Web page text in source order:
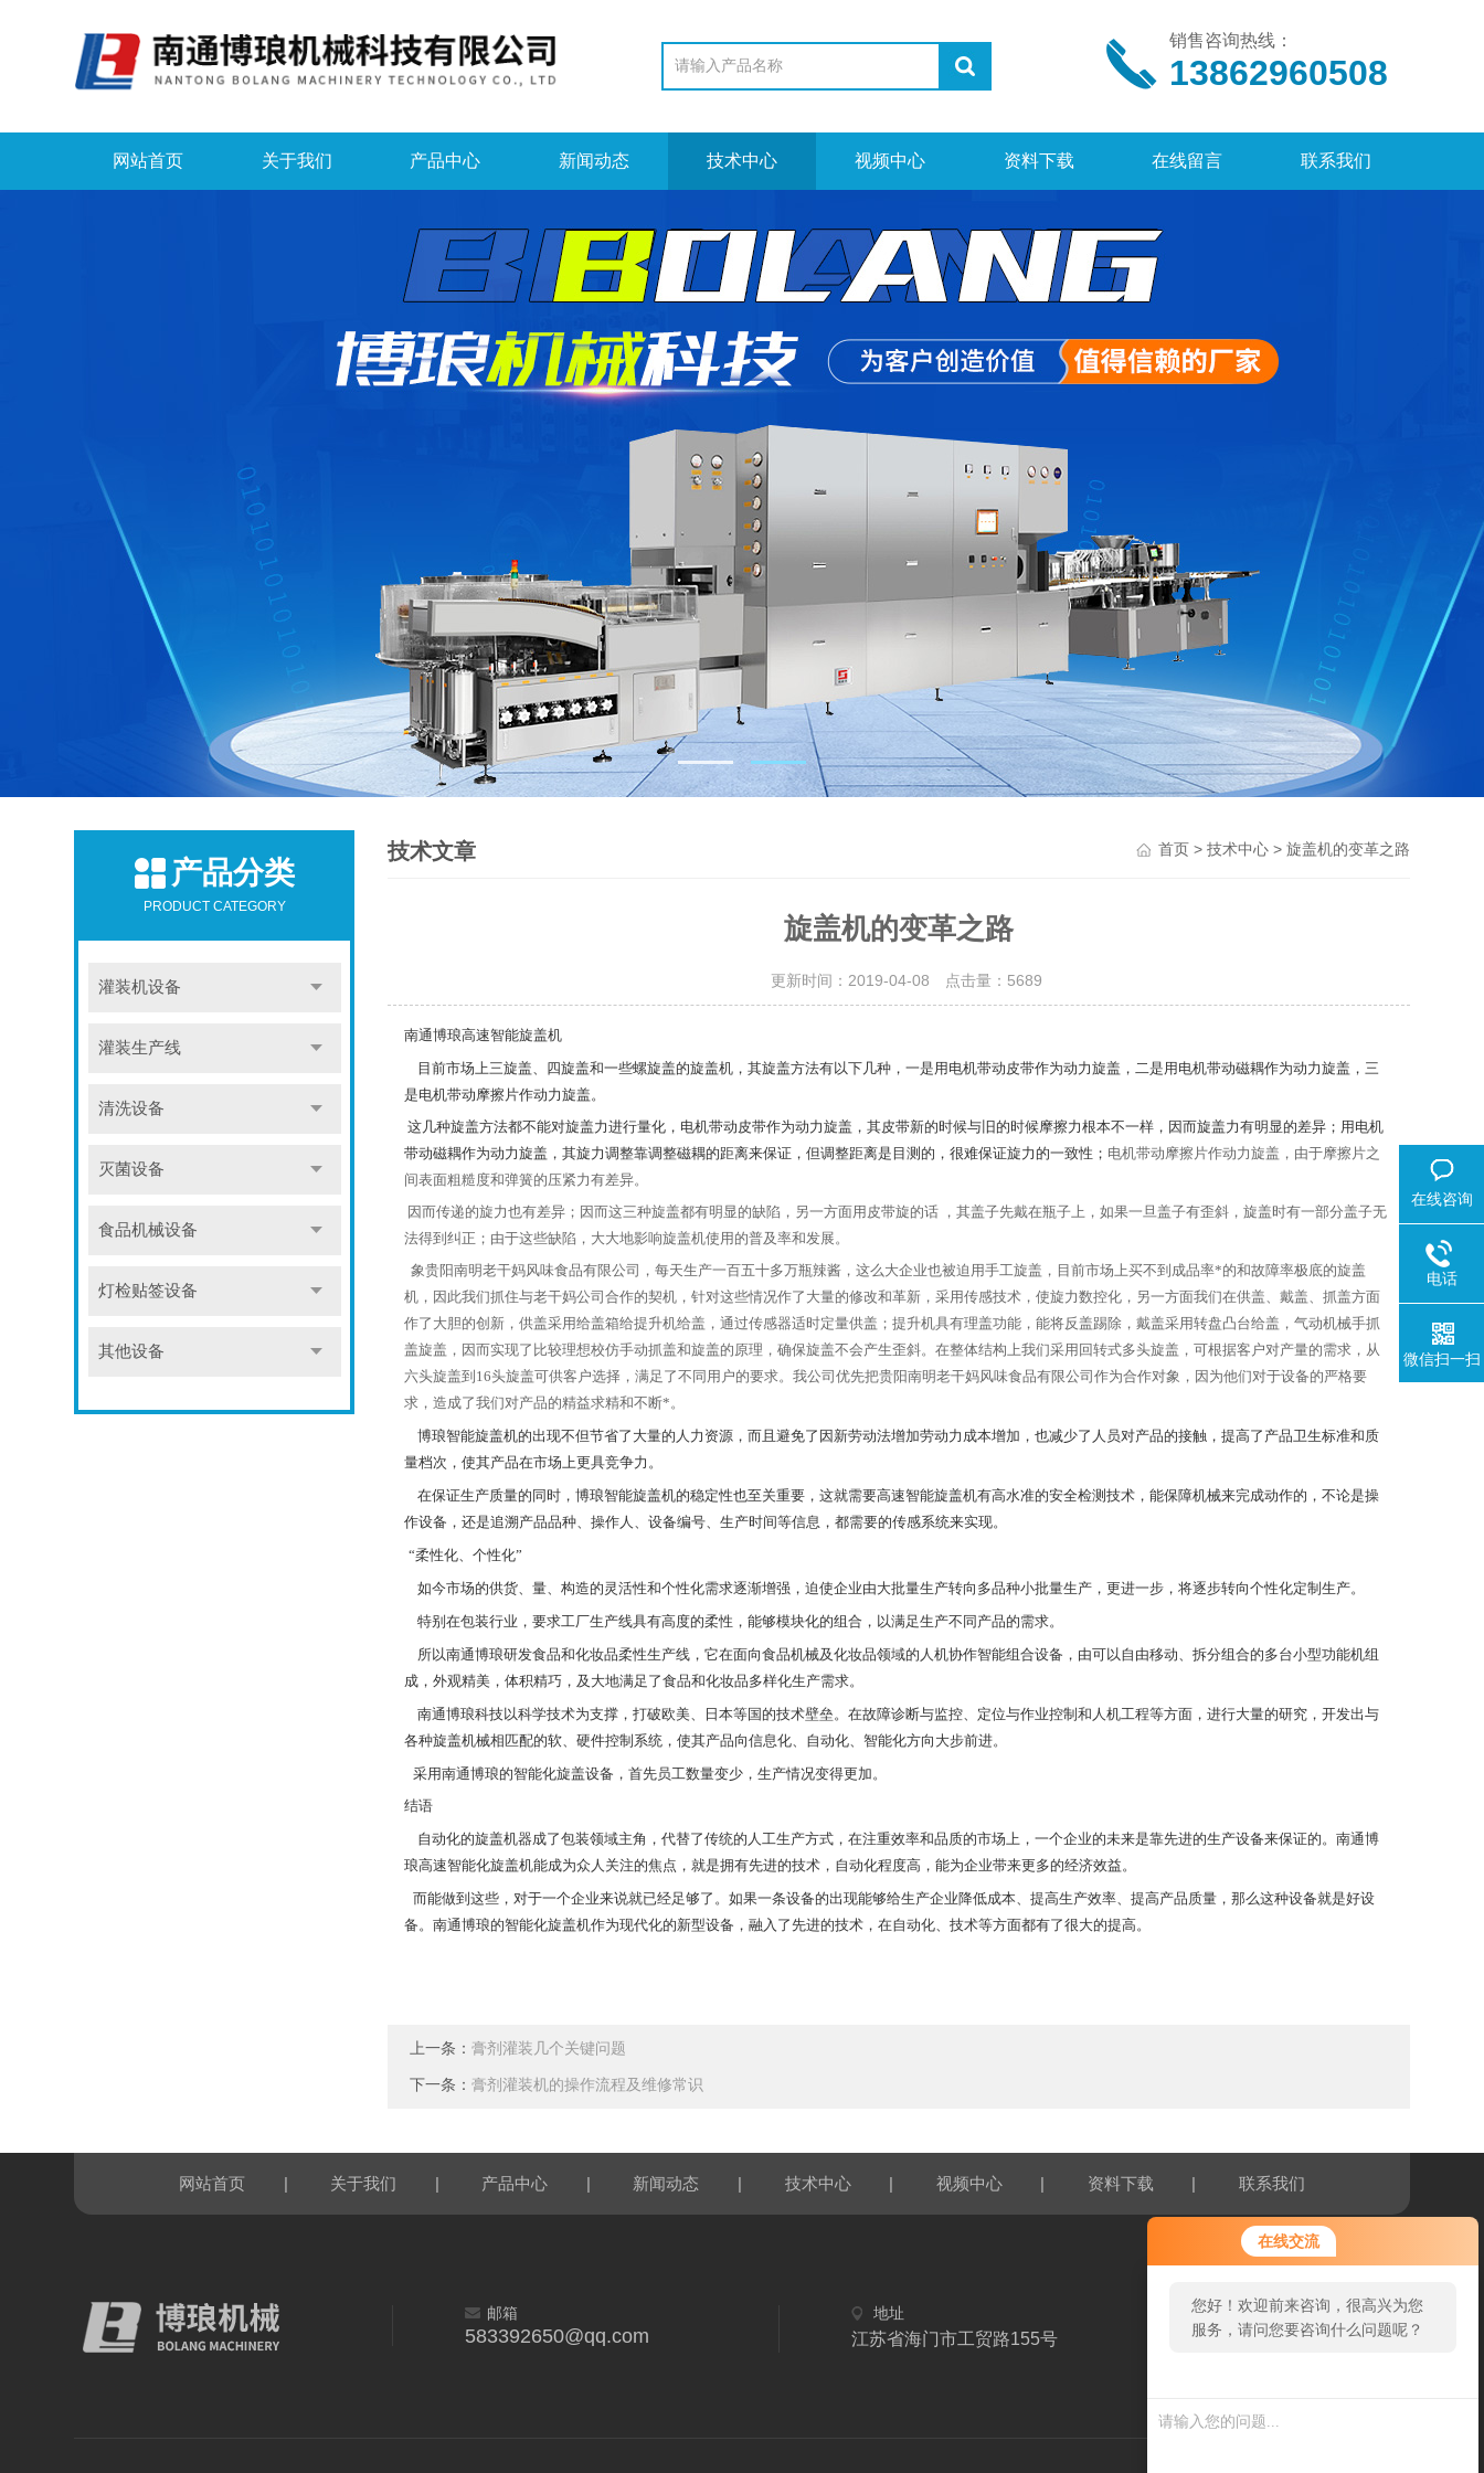
在线交流
您好！欢迎前来咨询，很高兴为您
服务，请问您要咨询什么问题呢？
销售咨询热线：
13862960508
网站首页 关于我们 产品中心 新闻动态 技术中心 视频中心 资料下载 在线留言 联系我们
产品分类
PRODUCT CATEGORY
灌装机设备
灌装生产线
清洗设备
灭菌设备
食品机械设备
灯检贴签设备
其他设备
技术文章 首页> 技术中心> 旋盖机的变革之路
旋盖机的变革之路
更新时间：2019-04-08 点击量： 5689
南通博琅高速智能旋盖机
目前市场上三旋盖、四旋盖和一些螺旋盖的旋盖机，其旋盖方法有以下几种，一是用电机带动皮带作为动力旋盖，二是用电机带动磁耦作为动力旋盖，三
是电机带动摩擦片作动力旋盖。
这几种旋盖方法都不能对旋盖力进行量化，电机带动皮带作为动力旋盖，其皮带新的时候与旧的时候摩擦力根本不一样，因而旋盖力有明显的差异；用电机
带动磁耦作为动力旋盖，其旋力调整靠调整磁耦的距离来保证，但调整距离是目测的，很难保证旋力的一致性； 电机带动摩擦片作动力旋盖，由于摩擦片之
间表面粗糙度和弹簧的压紧力有差异。
因而传递的旋力也有差异；因而这三种旋盖都有明显的缺陷，另一方面用皮带旋的话 ，其盖子先戴在瓶子上，如果一旦盖子有歪斜，旋盖时有一部分盖子无
法得到纠正；由于这些缺陷，大大地影响旋盖机使用的普及率和发展。
象贵阳南明老干妈风味食品有限公司，每天生产一百五十多万瓶辣酱，这么大企业也被迫用手工旋盖，目前市场上买不到成品率*的和故障率极底的旋盖
机，因此我们抓住与老干妈公司合作的契机，针对这些情况作了大量的修改和革新，采用传感技术，使旋力数控化，另一方面我们在供盖、戴盖、抓盖方面
作了大胆的创新，供盖采用给盖箱给提升机给盖，通过传感器适时定量供盖；提升机具有理盖功能，能将反盖踢除，戴盖采用转盘凸台给盖，气动机械手抓
盖旋盖，因而实现了比较理想校仿手动抓盖和旋盖的原理，确保旋盖不会产生歪斜。在整体结构上我们采用回转式多头旋盖，可根据客户对产量的需求，从
六头旋盖到16头旋盖可供客户选择，满足了不同用户的要求。我公司优先把贵阳南明老干妈风味食品有限公司作为合作对象，因为他们对于设备的严格要
求，造成了我们对产品的精益求精和不断*。
博琅智能旋盖机的出现不但节省了大量的人力资源，而且避免了因新劳动法增加劳动力成本增加，也减少了人员对产品的接触，提高了产品卫生标准和质
量档次，使其产品在市场上更具竞争力。
在保证生产质量的同时，博琅智能旋盖机的稳定性也至关重要，这就需要高速智能旋盖机有高水准的安全检测技术，能保障机械来完成动作的，不论是操
作设备，还是追溯产品品种、操作人、设备编号、生产时间等信息，都需要的传感系统来实现。
“柔性化、个性化”
如今市场的供货、量、构造的灵活性和个性化需求逐渐增强，迫使企业由大批量生产转向多品种小批量生产，更进一步，将逐步转向个性化定制生产。
特别在包装行业，要求工厂生产线具有高度的柔性，能够模块化的组合，以满足生产不同产品的需求。
所以南通博琅研发食品和化妆品柔性生产线，它在面向食品机械及化妆品领域的人机协作智能组合设备，由可以自由移动、拆分组合的多台小型功能机组
成，外观精美，体积精巧，及大地满足了食品和化妆品多样化生产需求。
南通博琅科技以科学技术为支撑，打破欧美、日本等国的技术壁垒。在故障诊断与监控、定位与作业控制和人机工程等方面，进行大量的研究，开发出与
各种旋盖机械相匹配的软、硬件控制系统，使其产品向信息化、自动化、智能化方向大步前进。
采用南通博琅的智能化旋盖设备，首先员工数量变少，生产情况变得更加。
结语
自动化的旋盖机器成了包装领域主角，代替了传统的人工生产方式，在注重效率和品质的市场上，一个企业的未来是靠先进的生产设备来保证的。南通博
琅高速智能化旋盖机能成为众人关注的焦点，就是拥有先进的技术，自动化程度高，能为企业带来更多的经济效益。
而能做到这些，对于一个企业来说就已经足够了。如果一条设备的出现能够给生产企业降低成本、提高生产效率、提高产品质量，那么这种设备就是好设
备。南通博琅的智能化旋盖机作为现代化的新型设备，融入了先进的技术，在自动化、技术等方面都有了很大的提高。
上一条：膏剂灌装几个关键问题
下一条：膏剂灌装机的操作流程及维修常识
网站首页 | 关于我们 | 产品中心 | 新闻动态 | 技术中心 | 视频中心 | 资料下载 | 联系我们
邮箱
583392650@qq.com
地址
江苏省海门市工贸路155号
在线咨询
电话
微信扫一扫